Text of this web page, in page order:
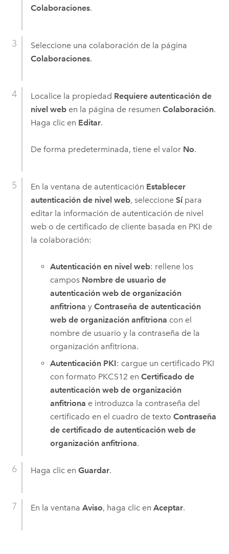
Colaboraciones.
Seleccione una colaboración de la página
Colaboraciones.
Localice la propiedad Requiere autenticación de
nivel weben la página de resumen Colaboración.
Haga clic en Editar.
De forma predeterminada, tiene el valor No.
En la ventana de autenticación Establecer
autenticación de nivel web, seleccione Sípara
editar la información de autenticación de nivel
web o de certificado de cliente basada en PKI de
la colaboración:
Autenticación en nivel web: rellene los
campos Nombre de usuario de
autenticación web de organización
anfitriona yContraseña de autenticación
web de organización anfitriona con el
nombre de usuario y la contraseña de la
organización anfitriona.
Autenticación PKI: cargue un certificado PKI
con formato PKCS12 enCertificado de
autenticación web de organización
anfitriona e introduzca la contraseña del
certificado en el cuadro de textoContraseña
de certificado de autenticación web de
organización anfitriona.
Haga clic en Guardar.
En la ventana Aviso, haga clic en Aceptar.